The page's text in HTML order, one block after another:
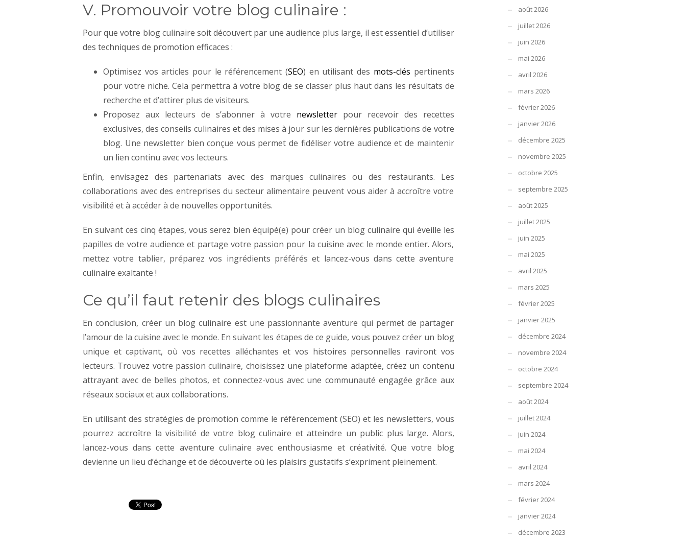
V. Promouvoir votre blog culinaire :
Pour que votre blog culinaire soit découvert par une audience plus large, il est essentiel d’utiliser
des techniques de promotion efficaces :
Optimisez vos articles pour le référencement (SEO) en utilisant des mots-clés pertinents
pour votre niche. Cela permettra à votre blog de se classer plus haut dans les résultats de
recherche et d’attirer plus de visiteurs.
Proposez aux lecteurs de s’abonner à votre newsletter pour recevoir des recettes
exclusives, des conseils culinaires et des mises à jour sur les dernières publications de votre
blog. Une newsletter bien conçue vous permet de fidéliser votre audience et de maintenir
un lien continu avec vos lecteurs.
Enfin, envisagez des partenariats avec des marques culinaires ou des restaurants. Les
collaborations avec des entreprises du secteur alimentaire peuvent vous aider à accroître votre
visibilité et à accéder à de nouvelles opportunités.
En suivant ces cinq étapes, vous serez bien équipé(e) pour créer un blog culinaire qui éveille les
papilles de votre audience et partage votre passion pour la cuisine avec le monde entier. Alors,
mettez votre tablier, préparez vos ingrédients préférés et lancez-vous dans cette aventure
culinaire exaltante !
Ce qu’il faut retenir des blogs culinaires
En conclusion, créer un blog culinaire est une passionnante aventure qui permet de partager
l’amour de la cuisine avec le monde. En suivant les étapes de ce guide, vous pouvez créer un blog
unique et captivant, où vos recettes alléchantes et vos histoires personnelles raviront vos
lecteurs. Trouvez votre passion culinaire, choisissez une plateforme adaptée, créez un contenu
attrayant avec de belles photos, et connectez-vous avec une communauté engagée grâce aux
réseaux sociaux et aux collaborations.
En utilisant des stratégies de promotion comme le référencement (SEO) et les newsletters, vous
pourrez accroître la visibilité de votre blog culinaire et atteindre un public plus large. Alors,
lancez-vous dans cette aventure culinaire avec enthousiasme et créativité. Que votre blog
devienne un lieu d’échange et de découverte où les plaisirs gustatifs s’expriment pleinement.
août 2026
juillet 2026
juin 2026
mai 2026
avril 2026
mars 2026
février 2026
janvier 2026
décembre 2025
novembre 2025
octobre 2025
septembre 2025
août 2025
juillet 2025
juin 2025
mai 2025
avril 2025
mars 2025
février 2025
janvier 2025
décembre 2024
novembre 2024
octobre 2024
septembre 2024
août 2024
juillet 2024
juin 2024
mai 2024
avril 2024
mars 2024
février 2024
janvier 2024
décembre 2023